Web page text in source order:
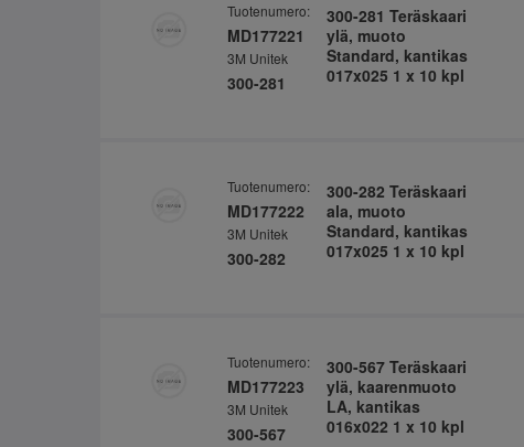
Tuotenumero:
MD177221
3M Unitek
300-281
300-281 Teräskaari
ylä, muoto
Standard, kantikas
017x025 1 x 10 kpl
Tuotenumero:
MD177222
3M Unitek
300-282
300-282 Teräskaari
ala, muoto
Standard, kantikas
017x025 1 x 10 kpl
Tuotenumero:
MD177223
3M Unitek
300-567
300-567 Teräskaari
ylä, kaarenmuoto
LA, kantikas
016x022 1 x 10 kpl